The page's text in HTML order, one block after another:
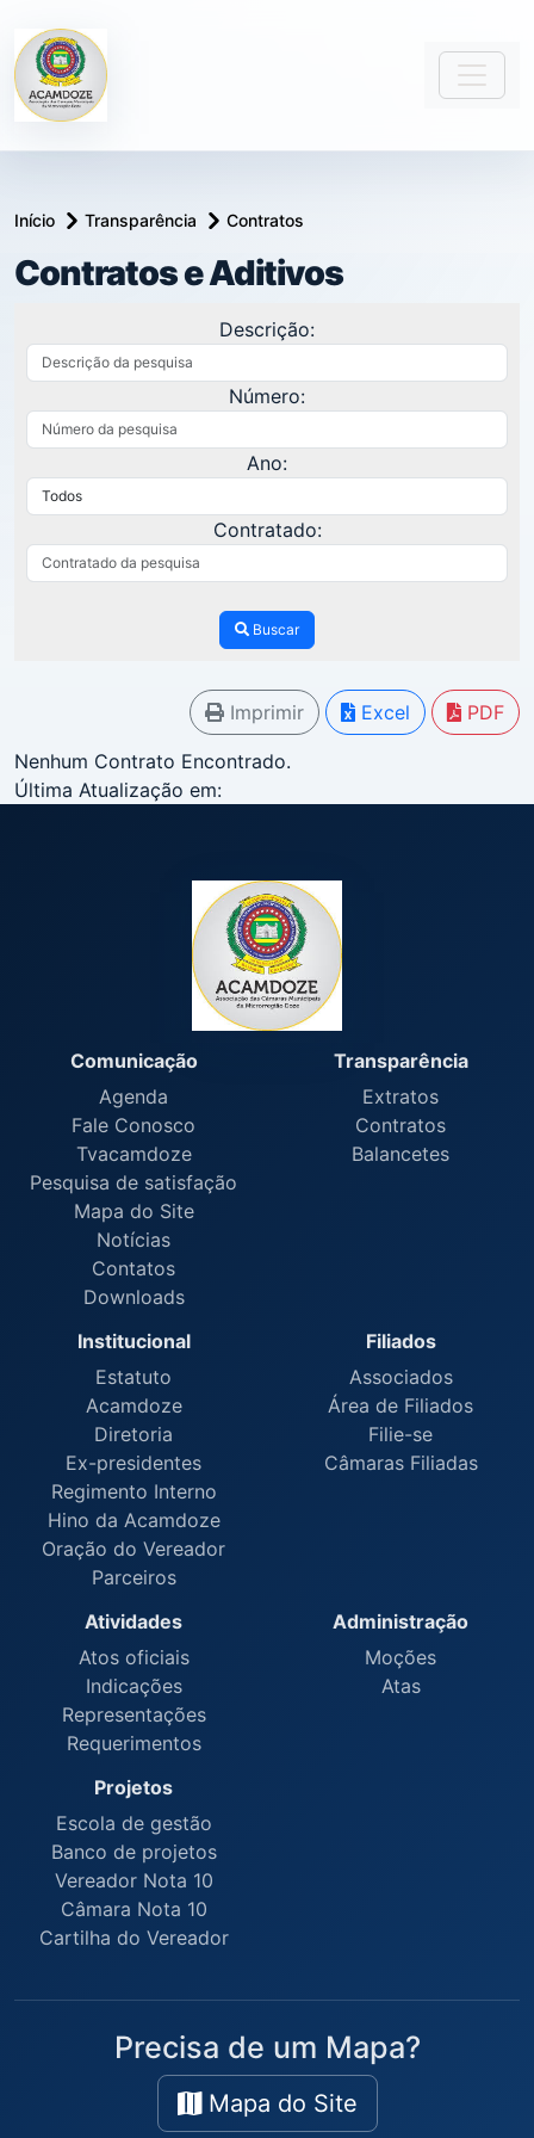
Início Transparência Contratos
Contratos e Aditivos
Descrição:
Número:
Ano:
Contratado:
Buscar
Imprimir Excel PDF
Nenhum Contrato Encontrado.
Última Atualização em:
Comunicação
Agenda
Fale Conosco
Tvacamdoze
Pesquisa de satisfação
Mapa do Site
Notícias
Contatos
Downloads
Transparência
Extratos
Contratos
Balancetes
Institucional
Estatuto
Acamdoze
Diretoria
Ex-presidentes
Regimento Interno
Hino da Acamdoze
Oração do Vereador
Parceiros
Filiados
Associados
Área de Filiados
Filie-se
Câmaras Filiadas
Atividades
Atos oficiais
Indicações
Representações
Requerimentos
Administração
Moções
Atas
Projetos
Escola de gestão
Banco de projetos
Vereador Nota 10
Câmara Nota 10
Cartilha do Vereador
Precisa de um Mapa?
Mapa do Site